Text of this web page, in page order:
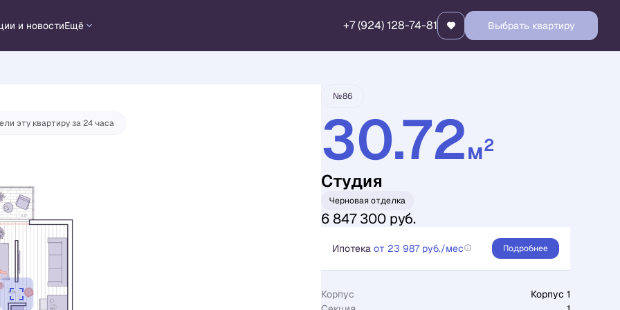
и новостиЕщё +7 (924) 128-74-81 Выбрать квартиру
987 руб./мес. Забронировать
эту квартиру за 24 часа
№86
30.72м2
Студия
Черновая отделка
6 847 300 руб.
Ипотека от 23 987 руб./мес Подробнее
Корпус
Корпус 1